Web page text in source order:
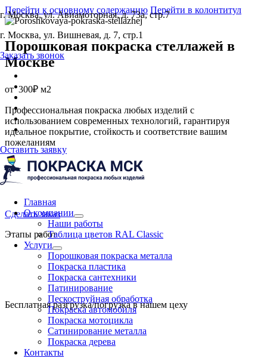
Перейти к основному содержанию Перейти в колонтитул
г. Москва, ул. Авиамоторная, д. 73а, стр.7
г. Москва, ул. Вишневая, д. 7, стр.1
Заказать звонок
Оставить заявку
Главная
О компании
Наши работы
Таблица цветов RAL Classic
Услуги
Порошковая покраска металла
Покраска пластика
Покраска сантехники
Патинирование
Пескоструйная обработка
Покраска автомобиля
Покраска мотоцикла
Сатинирование металла
Покраска дерева
Контакты
Порошковая покраска стеллажей в
Москве
от 300₽ м2
Профессиональная покраска любых изделий с
использованием современных технологий, гарантируя
идеальное покрытие, стойкость и соответствие вашим
пожеланиям
Сделать заказ
Этапы работ
Бесплатная разгрузка/погрузка в нашем цеху